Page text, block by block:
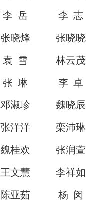
李 岳 李 志
张晓烽 张晓晓
袁 雪 林云茂
张 琳 李 卓
邓淑珍 魏晓辰
张洋洋 栾沛琳
魏桂欢 张润萱
王文慧 李祥如
陈亚茹 杨 闵